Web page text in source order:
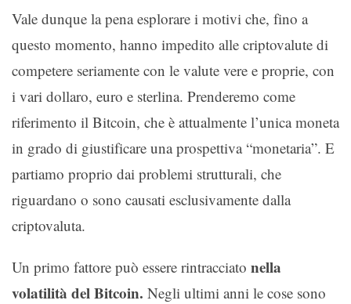
Vale dunque la pena esplorare i motivi che, fino a
questo momento, hanno impedito alle criptovalute di
competere seriamente con le valute vere e proprie, con
i vari dollaro, euro e sterlina. Prenderemo come
riferimento il Bitcoin, che è attualmente l’unica moneta
in grado di giustificare una prospettiva “monetaria”. E
partiamo proprio dai problemi strutturali, che
riguardano o sono causati esclusivamente dalla
criptovaluta.
Un primo fattore può essere rintracciato nella
volatilità del Bitcoin. Negli ultimi anni le cose sono